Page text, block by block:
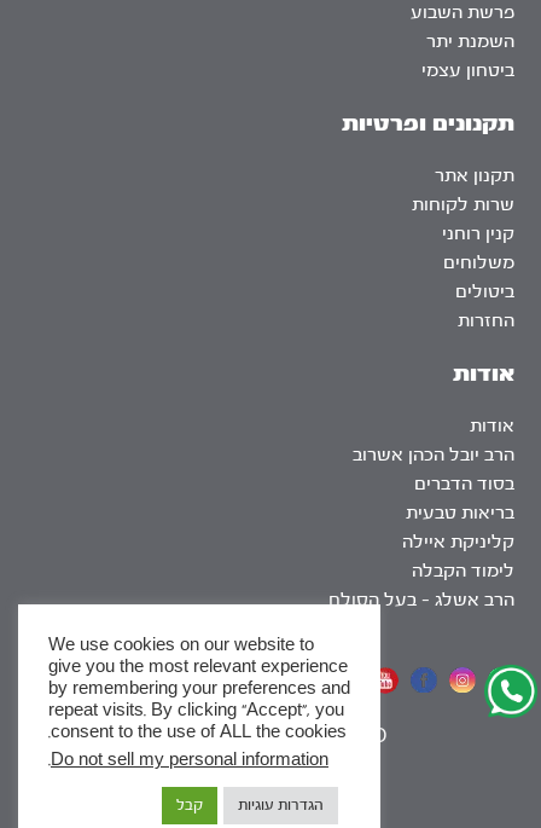
אודות
אודות
הרב יובל הכהן אשרוב
בסוד הדברים
בריאות טבעית
קליניקת איילה
לימוד הקבלה
הרב אשלג – בעל הסולם
פרשת השבוע
השמנת יתר
ביטחון עצמי
תקנונים ופרטיות
תקנון אתר
שרות לקוחות
קנין רוחני
משלוחים
ביטולים
החזרות
אתר שומר שבת
SEO
|
We use cookies on our website to
give you the most relevant experience
by remembering your preferences and
repeat visits. By clicking “Accept”, you
consent to the use of ALL the cookies.
Do not sell my personal information
.
הגדרות עוגיות קבל
x